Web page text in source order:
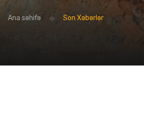
Ana səhifə Son Xəbərlər